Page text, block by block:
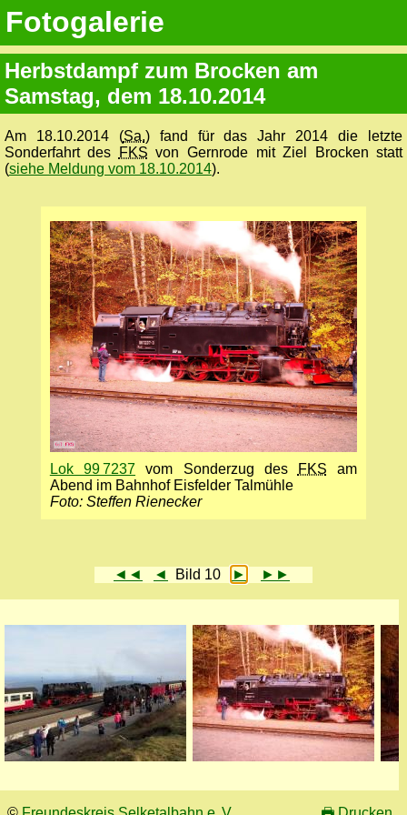
Fotogalerie
Herbstdampf zum Brocken am
Samstag, dem 18.10.2014
Am 18.10.2014 (Sa.) fand für das Jahr 2014 die letzte
Sonderfahrt des
FKS von Gernrode mit Ziel Brocken statt
(siehe Meldung vom 18.10.2014).
Lok 99 7237 vom Sonderzug des FKS am
Abend im Bahnhof Eisfelder Talmühle
Foto: Steffen Rienecker
◄◄ ◄ Bild 10 ► ►►